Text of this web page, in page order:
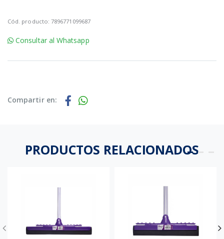
Cód. producto: 7896771099687
Consultar al Whatsapp
Compartir en:
PRODUCTOS RELACIONADOS